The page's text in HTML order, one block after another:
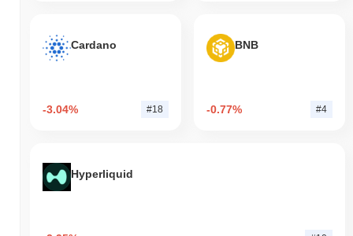
Cardano
-3.04% #18
BNB
-0.77% #4
Hyperliquid